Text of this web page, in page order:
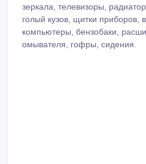
зеркала, телевизоры,
голый кузов, щитки приборов,
компьютеры, бензобаки,
омывателя, гофры, сидения.